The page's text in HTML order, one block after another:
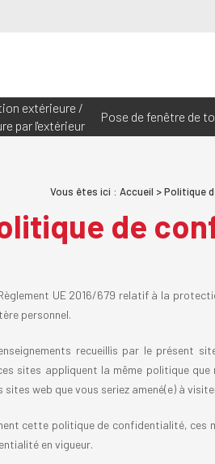
extérieure /
par l'extérieur
Pose de fenêtre de
Vous êtes ici : Accueil > Politique
de
UE 2016/679 relatif à la
personnel.
recueillis par le présent
sites appliquent la même politique
web que vous seriez amené(e) à
cette politique de confidentialité,
en vigueur.